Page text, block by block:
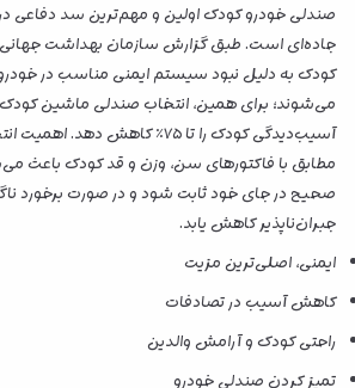
صندلی خودرو کودک اولین و مهم‌ترین سد دفاعی
کودک به دلیل نبود سیستم ایمنی مناسب در
می‌شوند؛ برای همین، انتخاب صندلی ماشین
آسیب‌دیدگی کودک را تا ۷۵٪ کاهش
مطابق با فاکتورهای سن، وزن و قد کودک باعث
صحیح در جای خود ثابت شود و در صورت برخورد
جبران‌ناپذیر کاهش یابد.
ایمنی، اصلی‌ترین مزیت
کاهش آسیب در تصادفات
راحتی کودک و آرامش والدین
تمیز کردن صندلی خودرو